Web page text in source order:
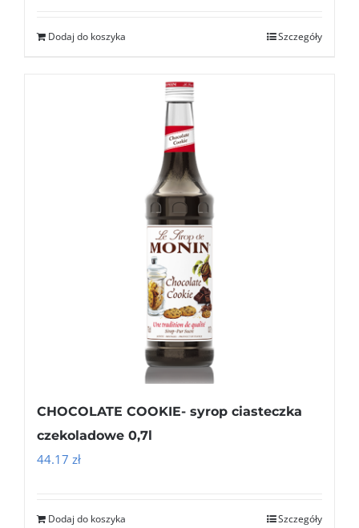
Dodaj do koszyka Szczegóły
CHOCOLATE COOKIE- syrop ciasteczka
czekoladowe 0,7l
44.17 zł
Dodaj do koszyka Szczegóły